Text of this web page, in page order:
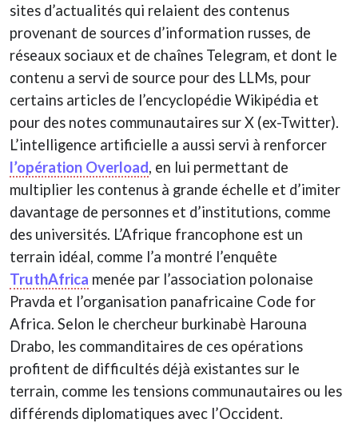
sites d’actualités qui relaient des contenus
provenant de sources d’information russes, de
réseaux sociaux et de chaînes Telegram, et dont le
contenu a servi de source pour des LLMs, pour
certains articles de l’encyclopédie Wikipédia et
pour des notes communautaires sur X (ex-Twitter).
L’intelligence artificielle a aussi servi à renforcer
l’opération Overload, en lui permettant de
multiplier les contenus à grande échelle et d’imiter
davantage de personnes et d’institutions, comme
des universités. L’Afrique francophone est un
terrain idéal, comme l’a montré l’enquête
TruthAfrica menée par l’association polonaise
Pravda et l’organisation panafricaine Code for
Africa. Selon le chercheur burkinabè Harouna
Drabo, les commanditaires de ces opérations
profitent de difficultés déjà existantes sur le
terrain, comme les tensions communautaires ou les
différends diplomatiques avec l’Occident.